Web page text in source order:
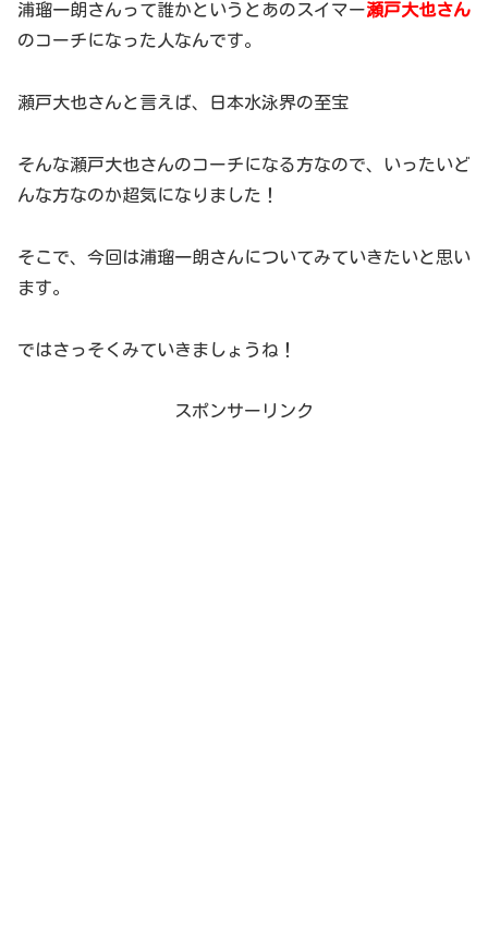
浦瑠一朗さんって誰かというとあのスイマー瀬戸大也さん
のコーチになった人なんです。
瀬戸大也さんと言えば、日本水泳界の至宝
そんな瀬戸大也さんのコーチになる方なので、いったいど
んな方なのか超気になりました！
そこで、今回は浦瑠一朗さんについてみていきたいと思い
ます。
ではさっそくみていきましょうね！
スポンサーリンク